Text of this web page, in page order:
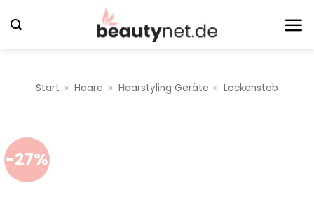
Inhalt
Start » Haare » Haarstyling Geräte » Lockenstab
-27%